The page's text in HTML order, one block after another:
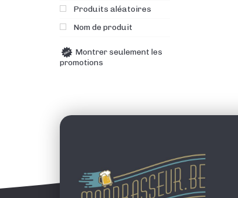
Produits aléatoires
Nom de produit
Montrer seulement les
promotions